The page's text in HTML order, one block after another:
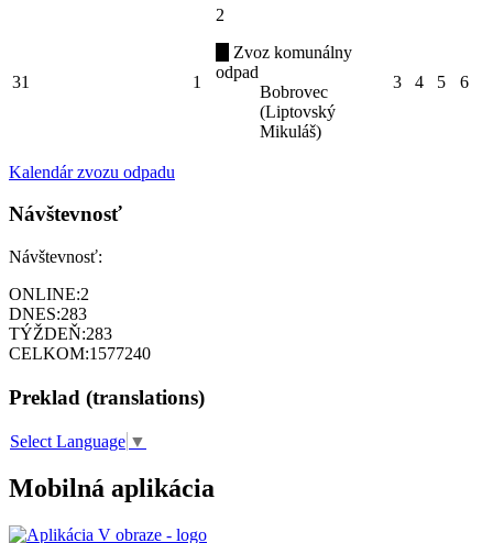
31 1
2
Zvoz komunálny
odpad
Bobrovec
(Liptovský
Mikuláš)
3 4 5 6
Kalendár zvozu odpadu
Návštevnosť
Návštevnosť:
ONLINE:2
DNES:283
TÝŽDEŇ:283
CELKOM:1577240
Preklad (translations)
Select Language ▼
Mobilná aplikácia